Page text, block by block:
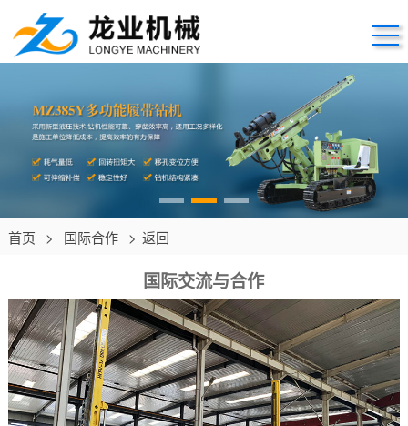
首页 > 国际合作 > 返回
国际交流与合作